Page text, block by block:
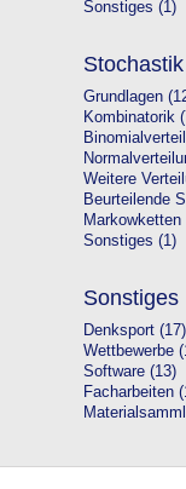
Sonstiges (1)
Stochastik
Grundlagen
Kombinatorik
Weitere
Beurteilende
Markowketten
Sonstiges (1)
Sonstiges
Denksport (17)
Wettbewerbe
Software (13)
Facharbeiten